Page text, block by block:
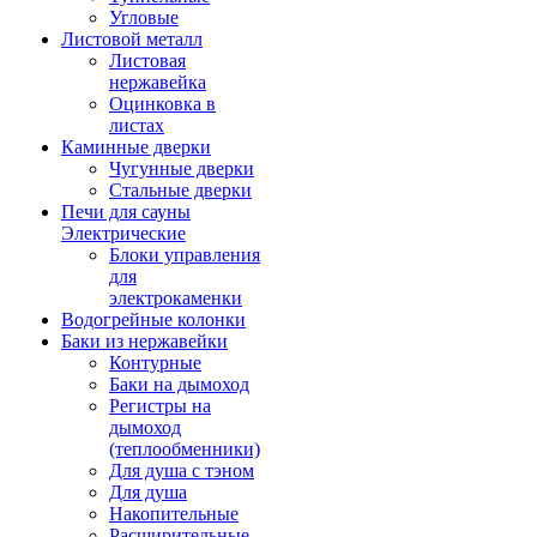
Угловые
Листовой металл
Листовая
нержавейка
Оцинковка в
листах
Каминные дверки
Чугунные дверки
Стальные дверки
Печи для сауны
Электрические
Блоки управления
для
электрокаменки
Водогрейные колонки
Баки из нержавейки
Контурные
Баки на дымоход
Регистры на
дымоход
(теплообменники)
Для душа с тэном
Для душа
Накопительные